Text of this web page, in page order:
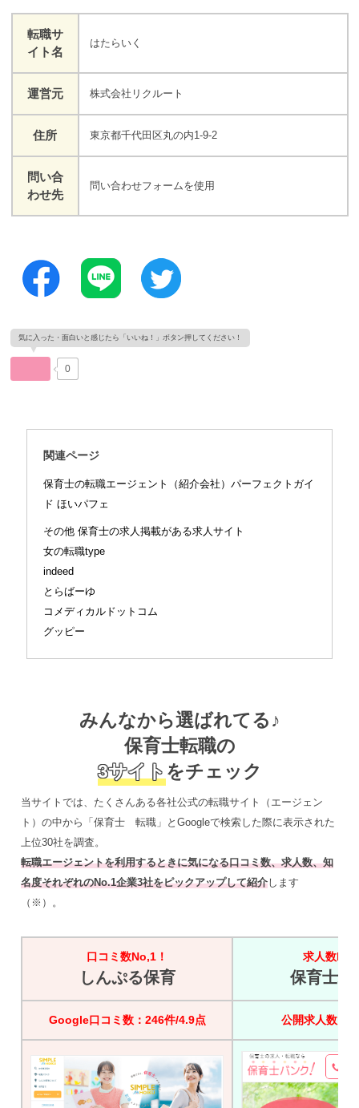
転職サ
イト名
はたらいく
運営元 株式会社リクルート
住所 東京都千代田区丸の内1-9-2
問い合
わせ先
問い合わせフォームを使用
0
関連ページ
保育士の転職エージェント（紹介会社）パーフェクトガイ
ド ほいパフェ
その他 保育士の求人掲載がある求人サイト
女の転職type
indeed
とらばーゆ
コメディカルドットコム
グッピー
みんなから選ばれてる♪
保育士転職の
3サイト をチェック
当サイトでは、たくさんある各社公式の転職サイト（エージェン
ト）の中から「保育士 転職」とGoogleで検索した際に表示された
上位30社を調査。
転職エージェントを利用するときに気になる口コミ数、求人数、知
名度それぞれのNo.1企業3社をピックアップして紹介します
（※）。
口コミ数No,1！
しんぷる保育
求人数
保育士バ
Google口コミ数：246件/4.9点 公開求人数：